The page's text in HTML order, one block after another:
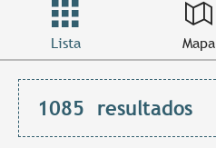
Lista Mapa
1085 resultados